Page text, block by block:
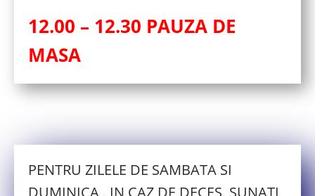
12.00 – 12.30 PAUZA DE
MASA
PENTRU ZILELE DE SAMBATA SI
DUMINICA , IN CAZ DE DECES, SUNATI